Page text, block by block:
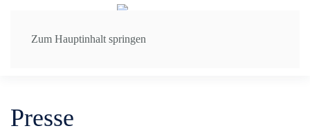
Zum Hauptinhalt springen
Presse